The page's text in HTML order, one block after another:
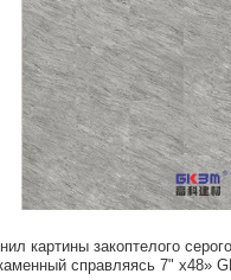
картины закоптелого
справляясь 7" x48»